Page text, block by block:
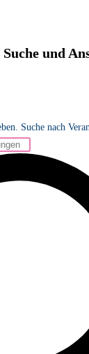
und
Suche nach